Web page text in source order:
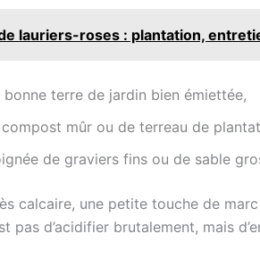
lauriers-roses : plantation,
terre de jardin bien émiettée,
mûr ou de terreau de
de graviers fins ou de sable
calcaire, une petite touche de
pas d’acidifier brutalement, mais